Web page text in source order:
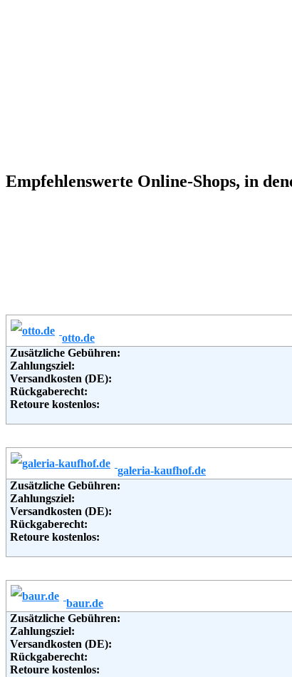
Empfehlenswerte Online-Shops, in
otto.de
Zusätzliche Gebühren:
Zahlungsziel:
Versandkosten (DE):
Rückgaberecht:
Retoure kostenlos:
Weitere Zahlungsmethoden:
Telefon:
Fax:
Email:
galeria-kaufhof.de
Zusätzliche Gebühren:
Zahlungsziel:
Versandkosten (DE):
Rückgaberecht:
Retoure kostenlos:
Weitere Zahlungsmethoden:
Telefon:
Fax:
Email:
baur.de
Zusätzliche Gebühren:
Zahlungsziel:
Versandkosten (DE):
Rückgaberecht:
Retoure kostenlos: